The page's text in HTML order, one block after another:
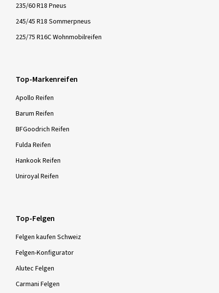
235/60 R18 Pneus
245/45 R18 Sommerpneus
225/75 R16C Wohnmobilreifen
Top-Markenreifen
Apollo Reifen
Barum Reifen
BFGoodrich Reifen
Fulda Reifen
Hankook Reifen
Uniroyal Reifen
Top-Felgen
Felgen kaufen Schweiz
Felgen-Konfigurator
Alutec Felgen
Carmani Felgen